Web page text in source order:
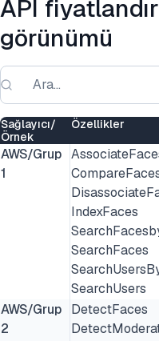
API
görünümü
Sağlayıcı/
Örnek
Özellikler
AWS/Grup
1
IndexFaces
SearchFaces
SearchUsers
AWS/Grup
2
DetectFaces